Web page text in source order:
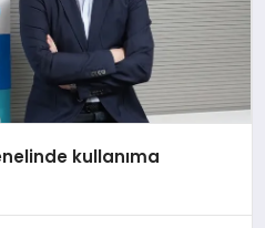
kullanıma